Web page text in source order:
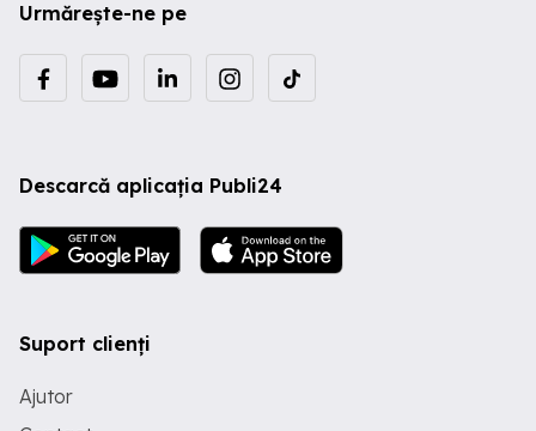
Urmărește-ne pe
Descarcă aplicația Publi24
Suport clienți
Ajutor